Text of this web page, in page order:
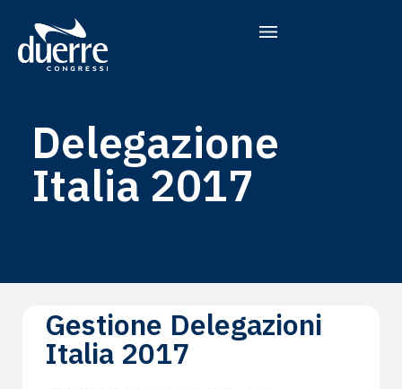
Delegazione
Italia 2017
Gestione Delegazioni
Italia 2017